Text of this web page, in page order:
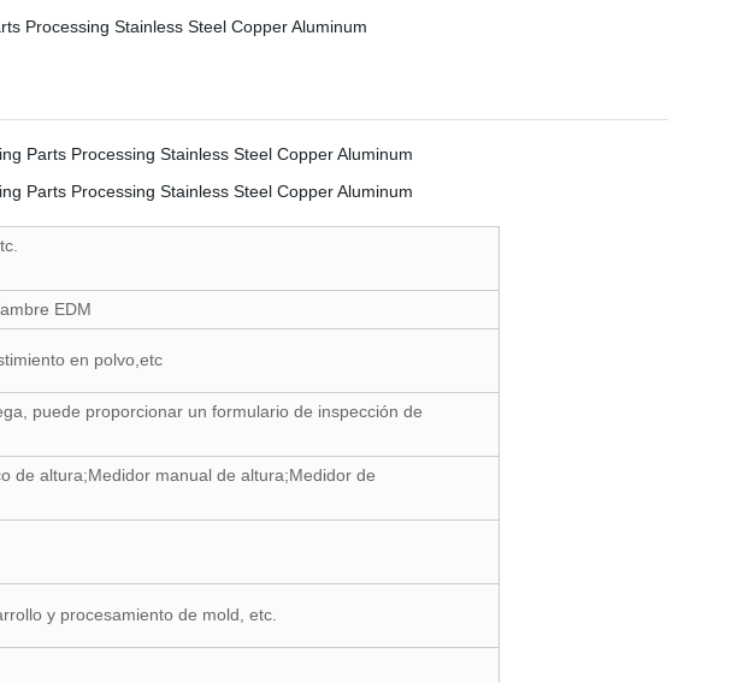
EDM
en polvo,etc
puede proporcionar un formulario de inspección de
de altura;Medidor manual de altura;Medidor de
y procesamiento de mold, etc.